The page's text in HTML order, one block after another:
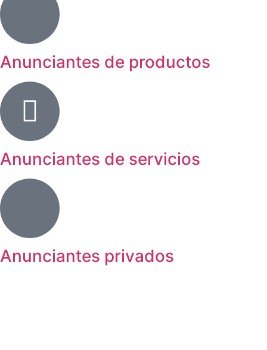
Anunciantes de productos
Anunciantes de servicios
Anunciantes privados